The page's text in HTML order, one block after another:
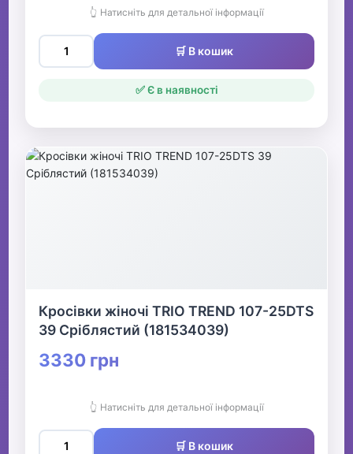
👆 Натисніть для детальної інформації
🛒 В кошик
✅ Є в наявності
Кросівки жіночі TRIO TREND 107-25DTS
39 Сріблястий (181534039)
3330 грн
👆 Натисніть для детальної інформації
🛒 В кошик